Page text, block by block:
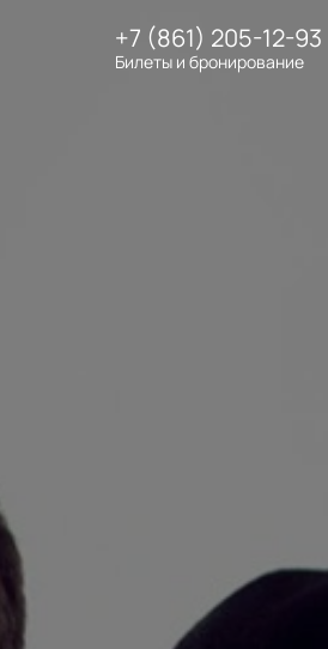
+7 (861) 205-12-93
Билеты и бронирование